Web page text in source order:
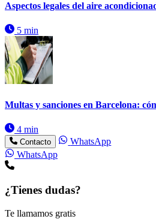
Aspectos legales del aire
5 min
Multas y sanciones en Barcelona:
4 min
Contacto
WhatsApp
WhatsApp
¿Tienes dudas?
Te llamamos gratis